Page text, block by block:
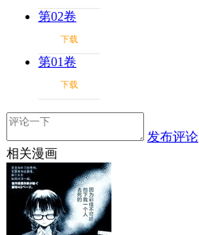
第02卷
下载
第01卷
下载
发布评论
相关漫画